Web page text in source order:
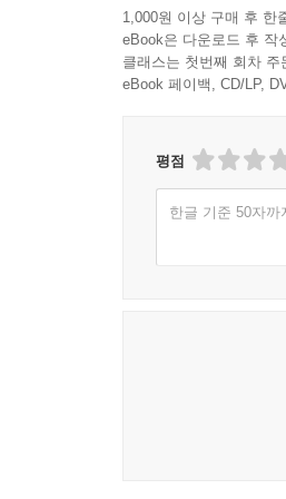
1,000원 이상 구매 후 한
eBook은 다운로드 후 작
클래스는 첫번째 회차
eBook 페이백, CD/LP,
평점
한글 기준 50자까